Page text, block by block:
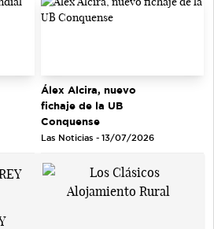
Álex Alcira, nuevo
fichaje de la UB
Conquense
Las Noticias - 13/07/2026